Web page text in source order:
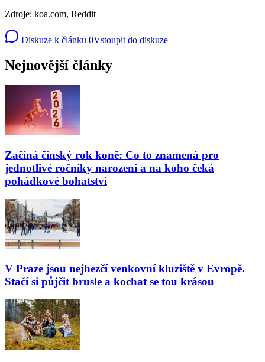
Zdroje: koa.com, Reddit
Diskuze k článku 0Vstoupit do diskuze
Nejnovější články
Začíná čínský rok koně: Co to znamená pro
jednotlivé ročníky narození a na koho čeká
pohádkové bohatství
V Praze jsou nejhezčí venkovní kluziště v Evropě.
Stačí si půjčit brusle a kochat se tou krásou